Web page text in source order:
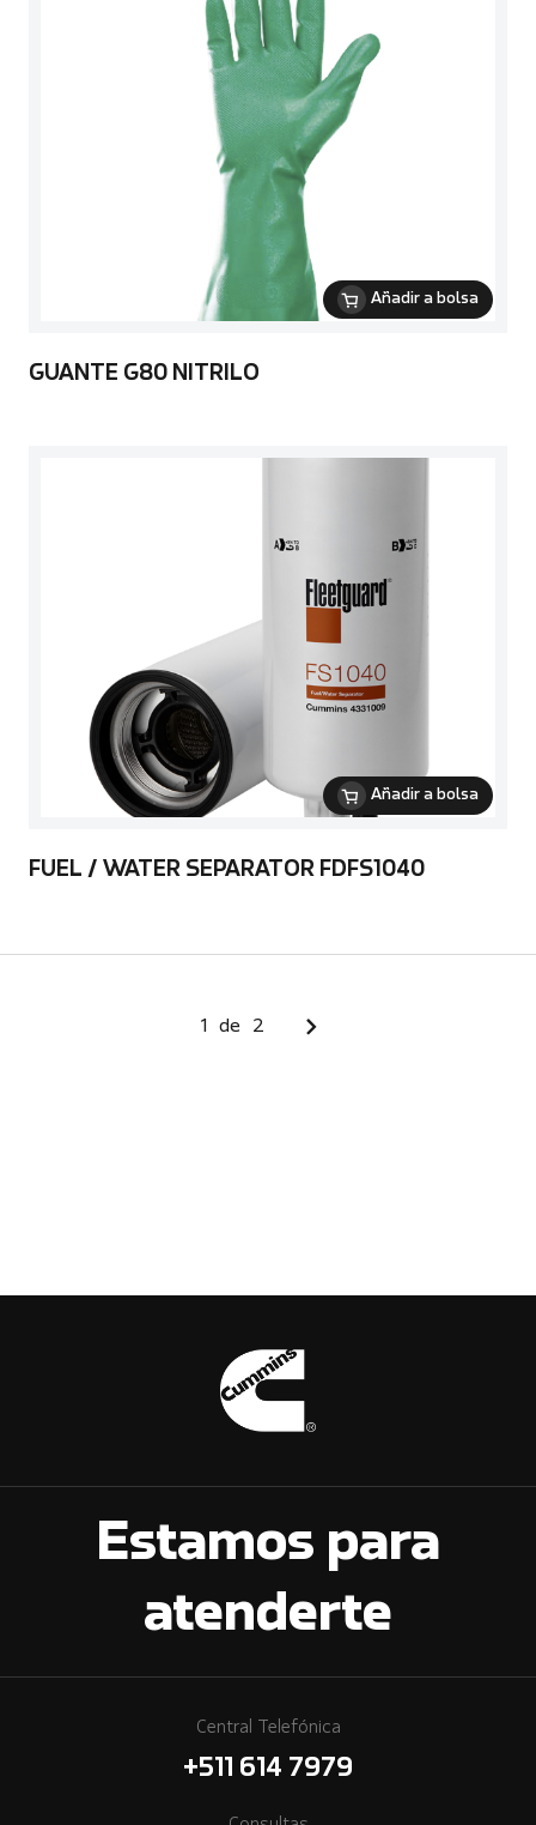
Añadir a bolsa
GUANTE G80 NITRILO
Añadir a bolsa
FUEL / WATER SEPARATOR FDFS1040
1 de 2
Estamos para
atenderte
Central Telefónica
+511 614 7979